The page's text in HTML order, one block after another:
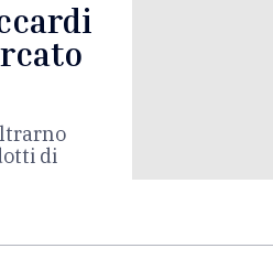
di